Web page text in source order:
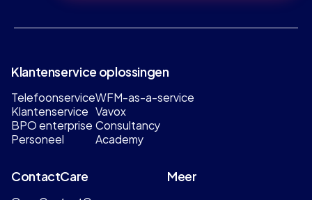
Klantenservice oplossingen
Telefoonservice
Klantenservice
BPO enterprise
Personeel
WFM-as-a-service
Vavox
Consultancy
Academy
Meer
ContactCare